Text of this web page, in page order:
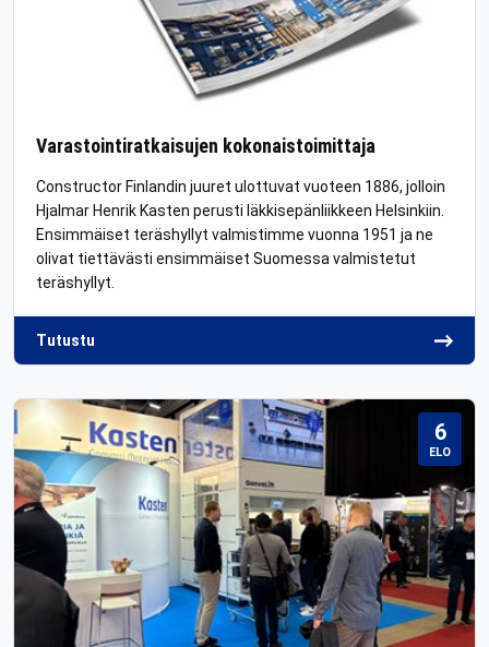
Varastointiratkaisujen kokonaistoimittaja
Constructor Finlandin juuret ulottuvat vuoteen 1886, jolloin
Hjalmar Henrik Kasten perusti läkkisepänliikkeen Helsinkiin.
Ensimmäiset teräshyllyt valmistimme vuonna 1951 ja ne
olivat tiettävästi ensimmäiset Suomessa valmistetut
teräshyllyt.
Tutustu
6
ELO